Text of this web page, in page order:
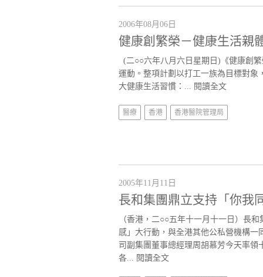
2006年08月06日
健康創繁榮－健康生活親
(二○○六年八月六日星期日)《健康創
運動。整項計劃以打工一族為目標對象
大健康生活習慣：... 閱讀全文
醫療 香港 香港醫院管理局
2005年11月11日
長和集團鼎立支持「你我
（香港，二○○五年十一月十一日）長
感」大行動，與全港其他公私營機構
司副集團董事總經理周胡慕芳今天率
各... 閱讀全文